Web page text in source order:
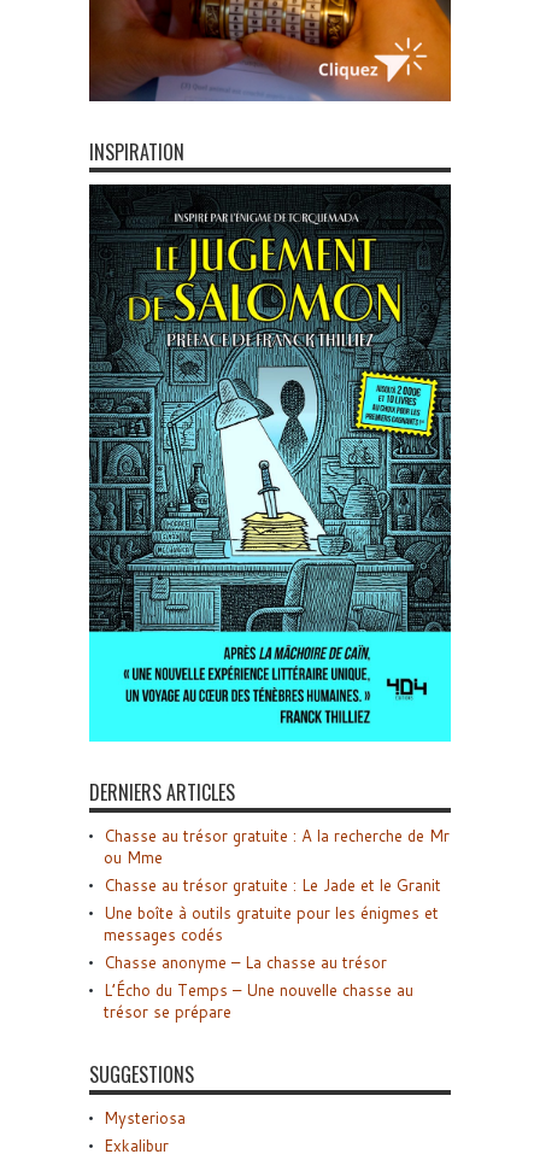
INSPIRATION
DERNIERS ARTICLES
Chasse au trésor gratuite : A la recherche de Mr
ou Mme
Chasse au trésor gratuite : Le Jade et le Granit
Une boîte à outils gratuite pour les énigmes et
messages codés
Chasse anonyme – La chasse au trésor
L’Écho du Temps – Une nouvelle chasse au
trésor se prépare
SUGGESTIONS
Mysteriosa
Exkalibur